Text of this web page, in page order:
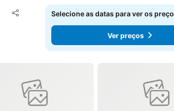
Partilhar
Adicionar aos favoritos
Selecione as datas para ver os
Ver preços